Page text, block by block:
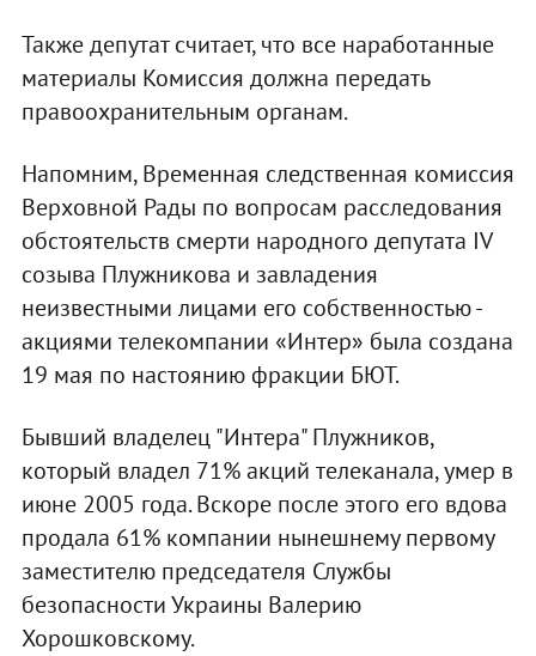
Также депутат считает, что все наработанные
материалы Комиссия должна передать
правоохранительным органам.
Напомним, Временная следственная комиссия
Верховной Рады по вопросам расследования
обстоятельств смерти народного депутата IV
созыва Плужникова и завладения
неизвестными лицами его собственностью -
акциями телекомпании «Интер» была создана
19 мая по настоянию фракции БЮТ.
Бывший владелец "Интера" Плужников,
который владел 71% акций телеканала, умер в
июне 2005 года. Вскоре после этого его вдова
продала 61% компании нынешнему первому
заместителю председателя Службы
безопасности Украины Валерию
Хорошковскому.